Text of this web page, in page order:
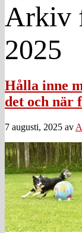
Arkiv
2025
Hålla inne
det och när
7 augusti, 2025 av